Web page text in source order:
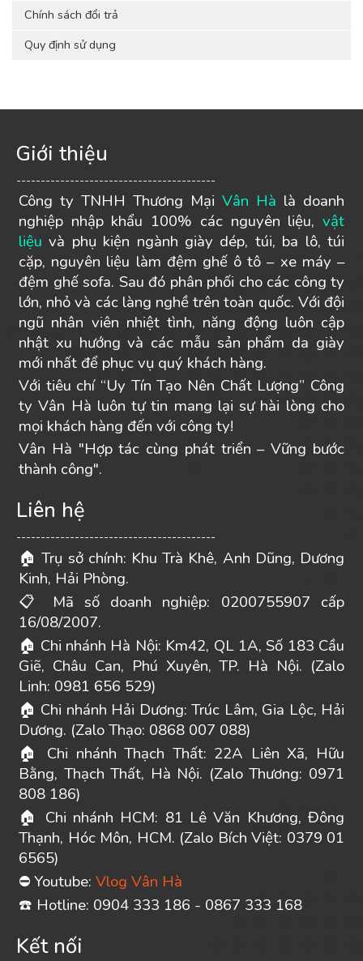
Chính sách đổi trả
Quy định sử dụng
Giới thiệu
-----------------------------------------
Công ty TNHH Thương Mại Vân Hà là doanh
nghiệp nhập khẩu 100% các nguyên liệu, vật
liệu và phụ kiện ngành giày dép, túi, ba lô, túi
cặp, nguyên liệu làm đệm ghế ô tô – xe máy –
đệm ghế sofa. Sau đó phân phối cho các công ty
lớn, nhỏ và các làng nghề trên toàn quốc. Với đội
ngũ nhân viên nhiệt tình, năng động luôn cập
nhật xu hướng và các mẫu sản phẩm da giày
mới nhất để phục vụ quý khách hàng.
Với tiêu chí “Uy Tín Tạo Nên Chất Lượng” Công
ty Vân Hà luôn tự tin mang lại sự hài lòng cho
mọi khách hàng đến với công ty!
Vân Hà "Hợp tác cùng phát triển – Vững bước
thành công".
Liên hệ
-----------------------------------------
🏠 Trụ sở chính: Khu Trà Khê, Anh Dũng, Dương
Kinh, Hải Phòng.
📋
Mã số doanh nghiệp: 0200755907 cấp
16/08/2007.
🏠 Chi nhánh Hà Nội: Km42, QL 1A, Số 183 Cầu
Giẽ, Châu Can, Phú Xuyên, TP. Hà Nội. (Zalo
Linh: 0981 656 529)
🏠 Chi nhánh Hải Dương: Trúc Lâm, Gia Lộc, Hải
Dương. (Zalo Thạo: 0868 007 088)
🏠 Chi nhánh Thạch Thất: 22A Liên Xã, Hữu
Bằng, Thạch Thất, Hà Nội. (Zalo Thương: 0971
808 186)
🏠
Chi nhánh HCM: 81 Lê Văn Khương, Đông
Thạnh, Hóc Môn, HCM. (Zalo Bích Việt: 0379 01
6565)
⛔ Youtube: Vlog Vân Hà
☎ ️ Hotline: 0904 333 186 - 0867 333 168
Kết nối